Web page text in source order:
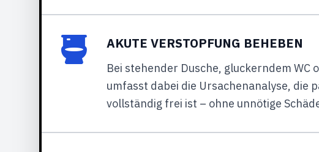
AKUTE VERSTOPFUNG BEHEBEN
Bei stehender Dusche, gluckerndem
umfasst dabei die Ursachenanalyse, die
vollständig frei ist – ohne unnötige